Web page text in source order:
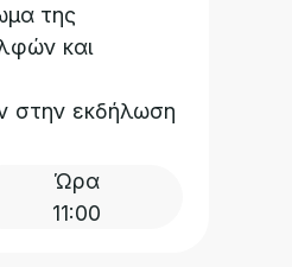
της
και
στην εκδήλωση
Ώρα
11:00